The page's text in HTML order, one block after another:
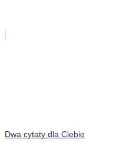
Dwa cytaty dla Ciebie